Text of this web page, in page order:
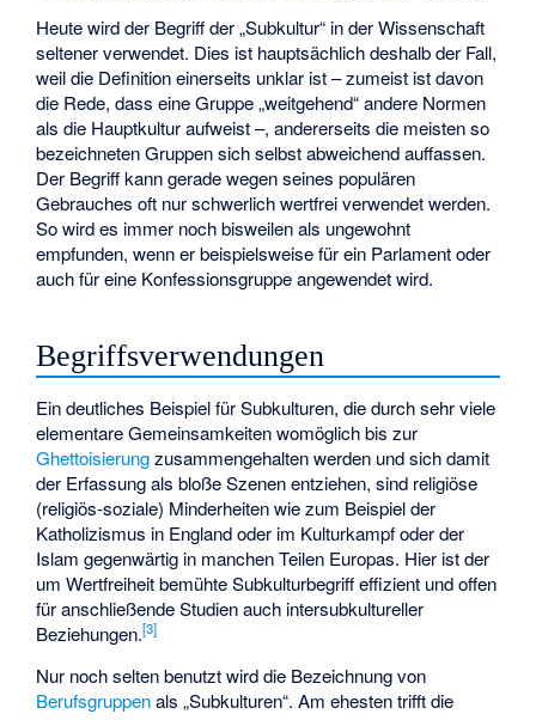
Heute wird der Begriff der „Subkultur“ in der Wissenschaft
seltener verwendet. Dies ist hauptsächlich deshalb der Fall,
weil die Definition einerseits unklar ist – zumeist ist davon
die Rede, dass eine Gruppe „weitgehend“ andere Normen
als die Hauptkultur aufweist –, andererseits die meisten so
bezeichneten Gruppen sich selbst abweichend auffassen.
Der Begriff kann gerade wegen seines populären
Gebrauches oft nur schwerlich wertfrei verwendet werden.
So wird es immer noch bisweilen als ungewohnt
empfunden, wenn er beispielsweise für ein Parlament oder
auch für eine Konfessionsgruppe angewendet wird.
Begriffsverwendungen
Ein deutliches Beispiel für Subkulturen, die durch sehr viele
elementare Gemeinsamkeiten womöglich bis zur
Ghettoisierungzusammengehalten werden und sich damit
der Erfassung als bloße Szenen entziehen, sind religiöse
(religiös-soziale) Minderheiten wie zum Beispiel der
Katholizismus in England oder im Kulturkampf oder der
Islam gegenwärtig in manchen Teilen Europas. Hier ist der
um Wertfreiheit bemühte Subkulturbegriff effizient und offen
für anschließende Studien auch intersubkultureller
Beziehungen.[3]
Nur noch selten benutzt wird die Bezeichnung von
Berufsgruppenals „Subkulturen“. Am ehesten trifft die